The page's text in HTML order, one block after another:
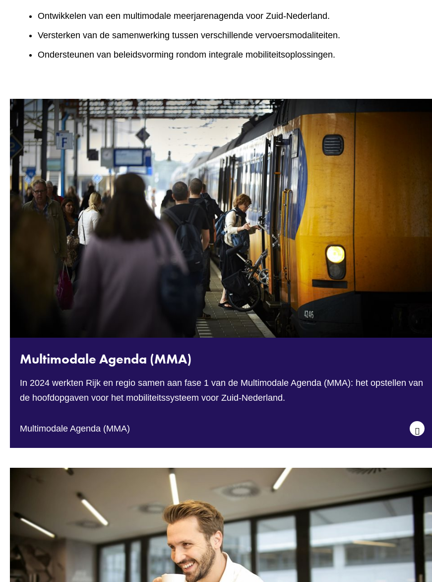
Ontwikkelen van een multimodale meerjarenagenda voor Zuid-Nederland.
Versterken van de samenwerking tussen verschillende vervoersmodaliteiten.
Ondersteunen van beleidsvorming rondom integrale mobiliteitsoplossingen.
Multimodale Agenda (MMA)
In 2024 werkten Rijk en regio samen aan fase 1 van de Multimodale Agenda (MMA): het opstellen van
de hoofdopgaven voor het mobiliteitssysteem voor Zuid-Nederland.
Multimodale Agenda (MMA)